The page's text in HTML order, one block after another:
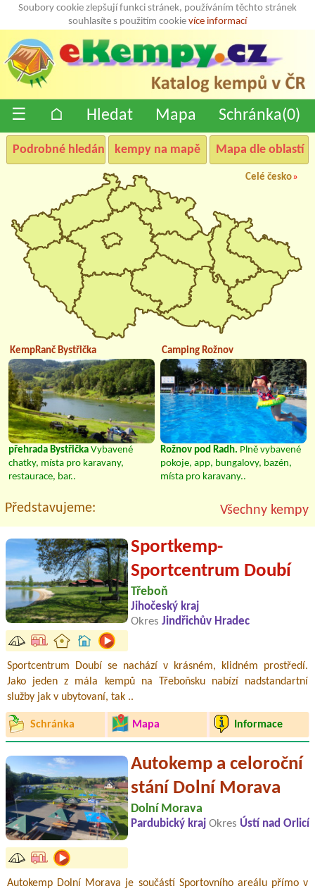
Soubory cookie zlepšují funkci stránek, používáním těchto stránek
souhlasíte s použitím cookie více informací
☰ ⌂ Hledat Mapa Schránka(0)
Podrobné hledání kempy na mapě Mapa dle oblastí
Celé česko»
KempRanč Bystřička
přehrada Bystřička Vybavené
chatky, místa pro karavany,
restaurace, bar..
Camping Rožnov
Rožnov pod Radh. Plně vybavené
pokoje, app, bungalovy, bazén,
místa pro karavany..
Představujeme: Všechny kempy
Sportkemp-
Sportcentrum Doubí
Třeboň
Jihočeský kraj
Okres Jindřichův Hradec
Sportcentrum Doubí se nachází v krásném, klidném prostředí.
Jako jeden z mála kempů na Třeboňsku nabízí nadstandartní
služby jak v ubytovaní, tak ..
Schránka Mapa Informace
Autokemp a celoroční
stání Dolní Morava
Dolní Morava
Pardubický kraj Okres Ústí nad Orlicí
Autokemp Dolní Morava je součástí Sportovního areálu přímo v